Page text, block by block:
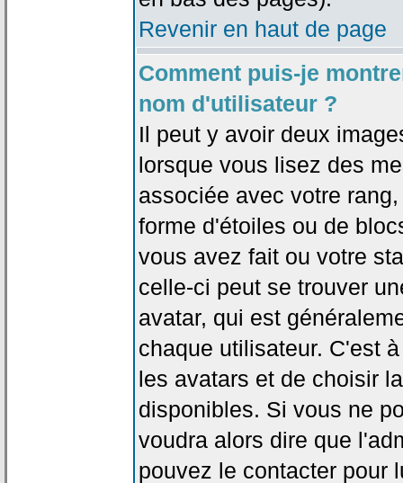
Revenir en haut de page
Comment puis-je
nom d'utilisateur ?
Il peut y avoir deux
lorsque vous lisez des
associée avec votre
forme d'étoiles ou de
vous avez fait ou votre
celle-ci peut se trouver
avatar, qui est
chaque utilisateur. C'est
les avatars et de choisir
disponibles. Si vous ne
voudra alors dire que
pouvez le contacter pour